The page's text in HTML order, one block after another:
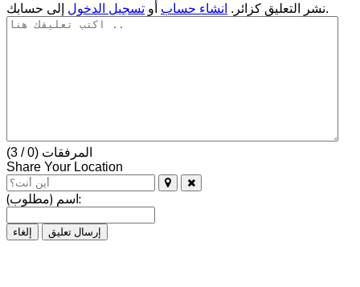
نشر التعليق كزائر. انشاء حساب أو تسجيل الدخول إلى حسابك.
المرفقات (0
/ 3)
Share Your Location
اسم (مطلوب):
إلغاء إرسال تعليق